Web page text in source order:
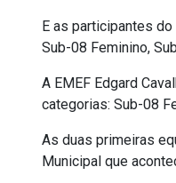
E as participantes
Sub-08 Feminino,
A EMEF Edgard
categorias: Sub-08
As duas primeiras
Municipal que